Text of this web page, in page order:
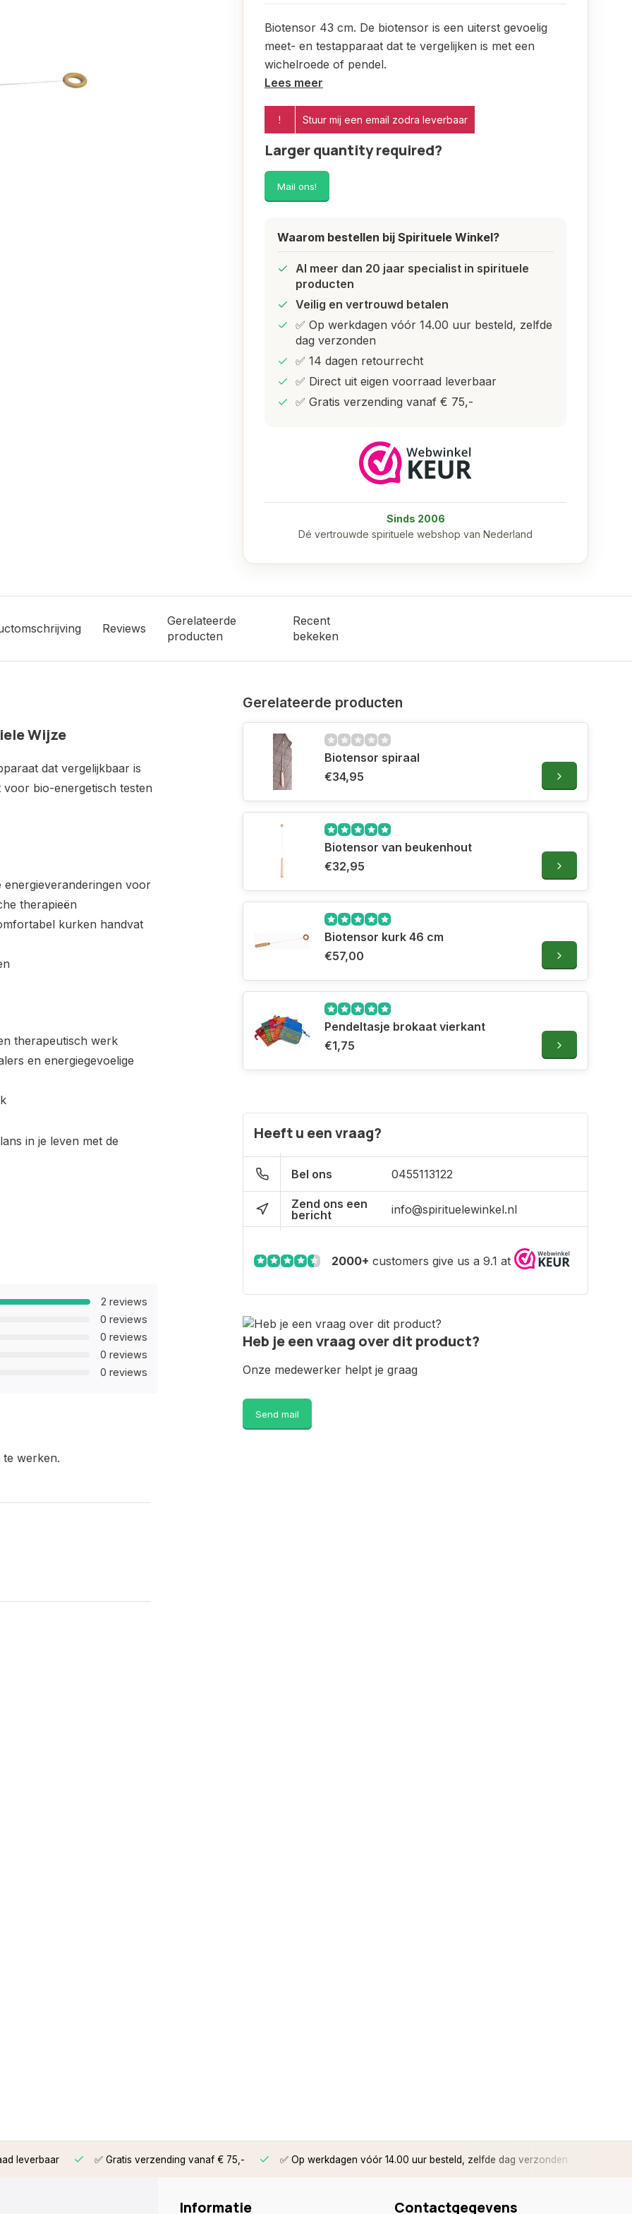
Biotensor 43 cm. De biotensor is een uiterst gevoelig
meet- en testapparaat dat te vergelijken is met een
wichelroede of pendel.
Lees meer
! Stuur mij een email zodra leverbaar
Larger quantity required?
Mail ons!
Waarom bestellen bij Spirituele Winkel?
Al meer dan 20 jaar specialist in spirituele
producten
Veilig en vertrouwd betalen
✅ Op werkdagen vóór 14.00 uur besteld, zelfde
dag verzonden
✅ 14 dagen retourrecht
✅ Direct uit eigen voorraad leverbaar
✅ Gratis verzending vanaf € 75,-
Sinds 2006
Dé vertrouwde spirituele webshop van Nederland
Reviews
Gerelateerde
producten
Recent
bekeken
Wijze
dat vergelijkbaar is
bio-energetisch testen
voor
therapieën
kurken handvat
therapeutisch werk
en energiegevoelige
in je leven met de
2 reviews
0 reviews
0 reviews
0 reviews
0 reviews
werken.
Gerelateerde producten
Biotensor spiraal
€34,95
Biotensor van beukenhout
€32,95
Biotensor kurk 46 cm
€57,00
Pendeltasje brokaat vierkant
€1,75
Heeft u een vraag?
Bel ons 0455113122
Zend ons een
bericht
info@spirituelewinkel.nl
2000+ customers give us a 9.1 at
Heb je een vraag over dit product?
Onze medewerker helpt je graag
Send mail
leverbaar ✅ Gratis verzending vanaf € 75,- ✅ Op werkdagen vóór 14.00 uur besteld, zelfde dag verzonden
Informatie Contactgegevens